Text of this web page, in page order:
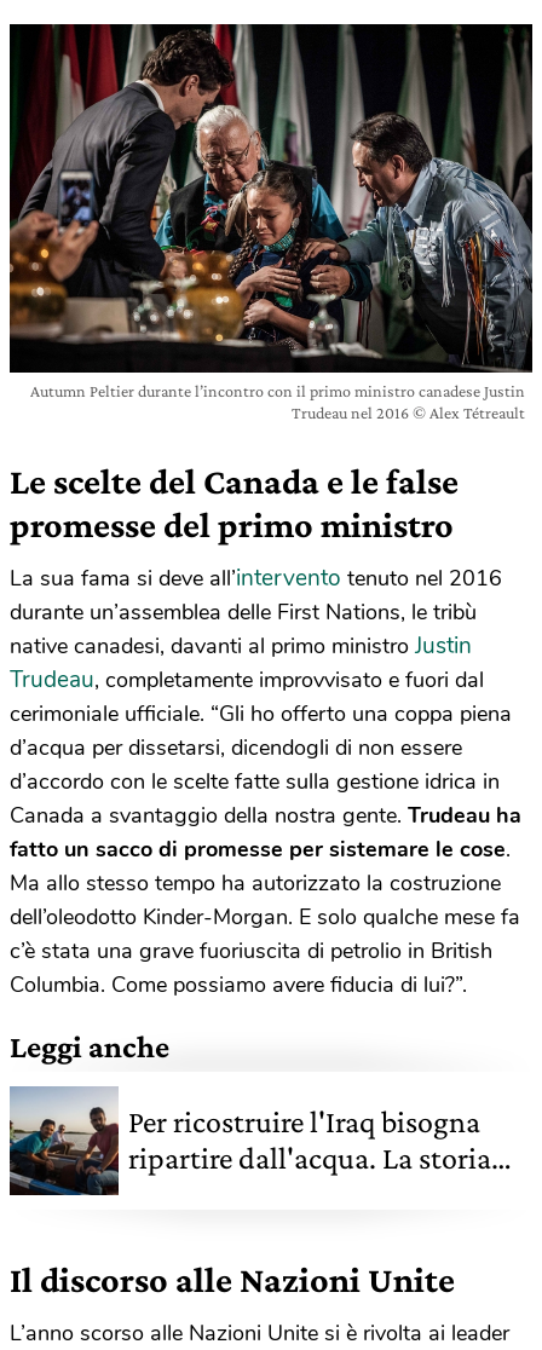
Autumn Peltier durante l’incontro con il primo ministro canadese Justin
Trudeau nel 2016 © Alex Tétreault
Le scelte del Canada e le false
promesse del primo ministro
La sua fama si deve all’intervento tenuto nel 2016
durante un’assemblea delle First Nations, le tribù
native canadesi, davanti al primo ministroJustin
Trudeau, completamente improvvisato e fuori dal
cerimoniale ufficiale. “Gli ho offerto una coppa piena
d’acqua per dissetarsi, dicendogli di non essere
d’accordo con le scelte fatte sulla gestione idrica in
Canada a svantaggio della nostra gente. Trudeau ha
fatto un sacco di promesse per sistemare le cose.
Ma allo stesso tempo ha autorizzato la costruzione
dell’oleodotto Kinder-Morgan. E solo qualche mese fa
c’è stata una grave fuoriuscita di petrolio in British
Columbia. Come possiamo avere fiducia di lui?”.
Leggi anche
Per ricostruire l'Iraq bisogna
ripartire dall'acqua. La storia
Il discorso alle Nazioni Unite
L’anno scorso alle Nazioni Unite si è rivolta ai leader